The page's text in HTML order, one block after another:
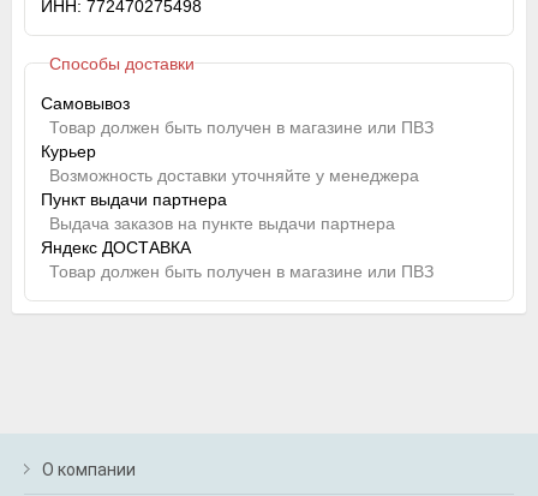
ИНН: 772470275498
Способы доставки
Самовывоз
Товар должен быть получен в магазине или ПВЗ
Курьер
Возможность доставки уточняйте у менеджера
Пункт выдачи партнера
Выдача заказов на пункте выдачи партнера
Яндекс ДОСТАВКА
Товар должен быть получен в магазине или ПВЗ
О компании